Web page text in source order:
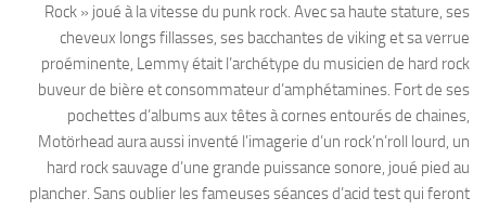
Rock » joué à la vitesse du punk rock. Avec sa haute stature, ses
cheveux longs fillasses, ses bacchantes de viking et sa verrue
proéminente, Lemmy était l’archétype du musicien de hard rock
buveur de bière et consommateur d’amphétamines. Fort de ses
pochettes d’albums aux têtes à cornes entourés de chaines,
Motörhead aura aussi inventé l’imagerie d’un rock’n’roll lourd, un
hard rock sauvage d’une grande puissance sonore, joué pied au
plancher. Sans oublier les fameuses séances d’acid test qui feront